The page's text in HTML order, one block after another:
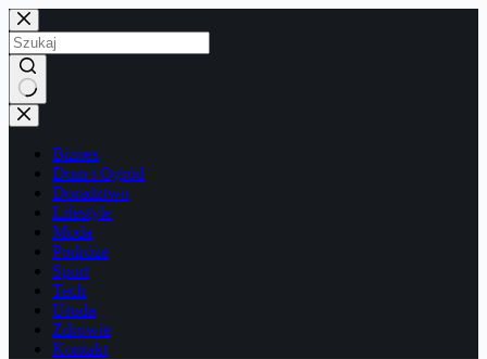
Przejdź
do
treści
Brak
wyników
Biznes
Dom i Ogród
Doradztwo
Lifestyle
Moda
Podróże
Sport
Tech
Uroda
Zdrowie
Kontakt